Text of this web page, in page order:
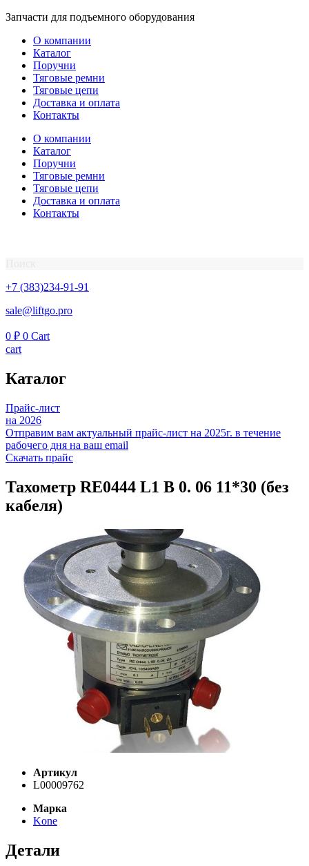
Перейти
содержимому
Запчасти для подъемного оборудования
О компании
Каталог
Поручни
Тяговые ремни
Тяговые цепи
Доставка и оплата
Контакты
О компании
Каталог
Поручни
Тяговые ремни
Тяговые цепи
Доставка и оплата
Контакты
+7 (383)234-91-91
sale@liftgo.pro
0 ₽ 0 Cart
cart
Каталог
Прайс-лист
на 2026
Отправим вам актуальный прайс-лист на 2025г. в течение
рабочего дня на ваш email
Скачать прайс
Тахометр RE0444 L1 B 0. 06 11*30 (без
кабеля)
Артикул
L00009762
Марка
Kone
Детали